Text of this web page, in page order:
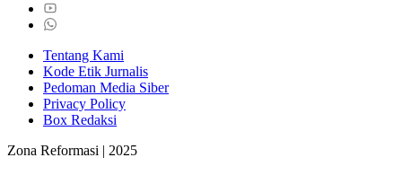
Tentang Kami
Kode Etik Jurnalis
Pedoman Media Siber
Privacy Policy
Box Redaksi
Zona Reformasi | 2025